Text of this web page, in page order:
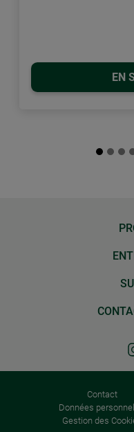
EN
Contact
Données
Gestion des